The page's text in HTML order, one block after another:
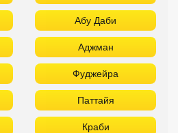
Абу Даби
Аджман
Фуджейра
Паттайя
Краби